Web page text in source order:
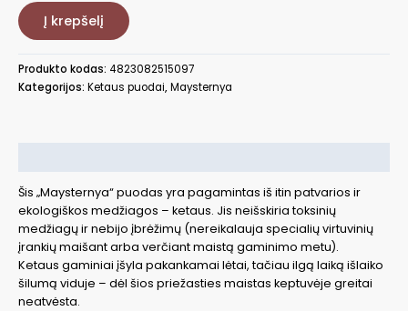
puodas
MaysternyaT402C1
Į krepšelį
Produkto kodas: 4823082515097
Kategorijos: Ketaus puodai,Maysternya
Šis „Maysternya“ puodas yra pagamintas iš itin patvarios ir
ekologiškos medžiagos – ketaus. Jis neišskiria toksinių
medžiagų ir nebijo įbrėžimų (nereikalauja specialių virtuvinių
įrankių maišant arba verčiant maistą gaminimo metu).
Ketaus gaminiai įšyla pakankamai lėtai, tačiau ilgą laiką išlaiko
šilumą viduje – dėl šios priežasties maistas keptuvėje greitai
neatvėsta.